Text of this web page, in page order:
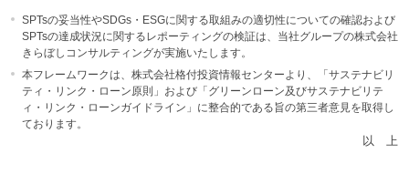
SPTsの妥当性やSDGs・ESGに関する取組みの適切性についての確認および
SPTsの達成状況に関するレポーティングの検証は、当社グループの株式会社
きらぼしコンサルティングが実施いたします。
本フレームワークは、株式会社格付投資情報センターより、「サステナビリ
ティ・リンク・ローン原則」および「グリーンローン及びサステナビリテ
ィ・リンク・ローンガイドライン」に整合的である旨の第三者意見を取得し
ております。
以 上